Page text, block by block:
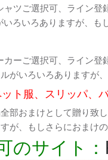
ャツご選択可、ライン
ろいろありますが、
カーご選択可、ライン
がいろいろあります
ト服、スリッパ、
部おまけとして贈り致
が、もしさらにおま
のサイト：